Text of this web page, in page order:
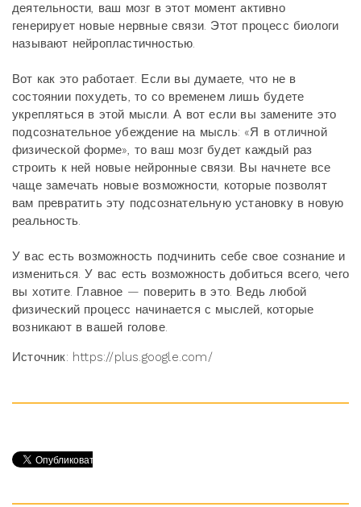
деятельности, ваш мозг в этот момент активно
генерирует новые нервные связи. Этот процесс биологи
называют нейропластичностью.
Вот как это работает. Если вы думаете, что не в
состоянии похудеть, то со временем лишь будете
укрепляться в этой мысли. А вот если вы замените это
подсознательное убеждение на мысль: «Я в отличной
физической форме», то ваш мозг будет каждый раз
строить к ней новые нейронные связи. Вы начнете все
чаще замечать новые возможности, которые позволят
вам превратить эту подсознательную установку в новую
реальность.
У вас есть возможность подчинить себе свое сознание и
измениться. У вас есть возможность добиться всего, чего
вы хотите. Главное — поверить в это. Ведь любой
физический процесс начинается с мыслей, которые
возникают в вашей голове.
Источник: https://plus.google.com/